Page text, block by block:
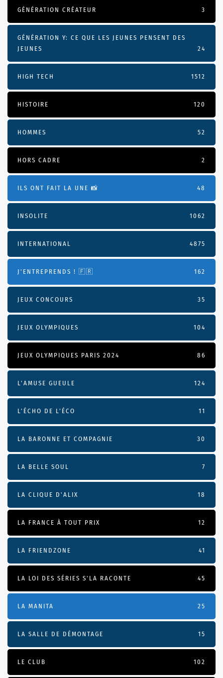
GÉNÉRATION CRÉATEUR 3
GÉNÉRATION Y: CE QUE LES JEUNES PENSENT DES
JEUNES
24
HIGH TECH 1512
HISTOIRE 120
HOMMES 52
HORS CADRE 2
ILS ONT FAIT LA UNE 📸 48
INSOLITE 1062
INTERNATIONAL 4875
J'ENTREPRENDS ! 🇫🇷 162
JEUX CONCOURS 35
JEUX OLYMPIQUES 104
JEUX OLYMPIQUES PARIS 2024 86
L'AMUSE GUEULE 124
L’ÉCHO DE L’ÉCO 11
LA BARONNE ET COMPAGNIE 30
LA BELLE SOUL 7
LA CLIQUE D'ALIX 18
LA FRANCE À TOUT PRIX 12
LA FRIENDZONE 41
LA LOI DES SÉRIES S'LA RACONTE 45
LA MANITA 25
LA SALLE DE DÉMONTAGE 15
LE CLUB 102